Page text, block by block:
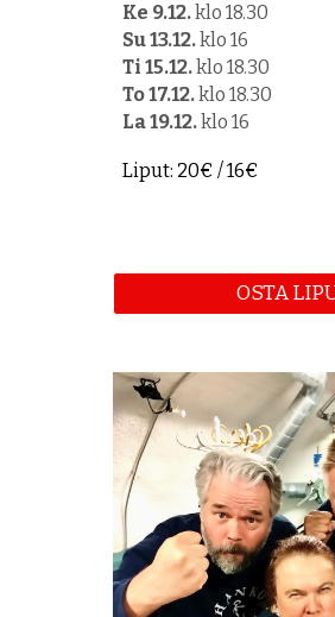
Ke 9.12.klo 18.30
Su 13.12.klo 16
Ti 15.12.klo 18.30
To 17.12.klo 18.30
La 19.12.klo 16
Liput: 20€ / 16€
OSTA